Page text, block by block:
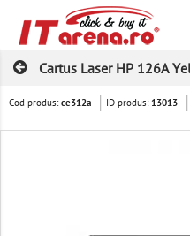
Cartus Laser HP 126A
Cod produs:ce312a ID produs: 13013